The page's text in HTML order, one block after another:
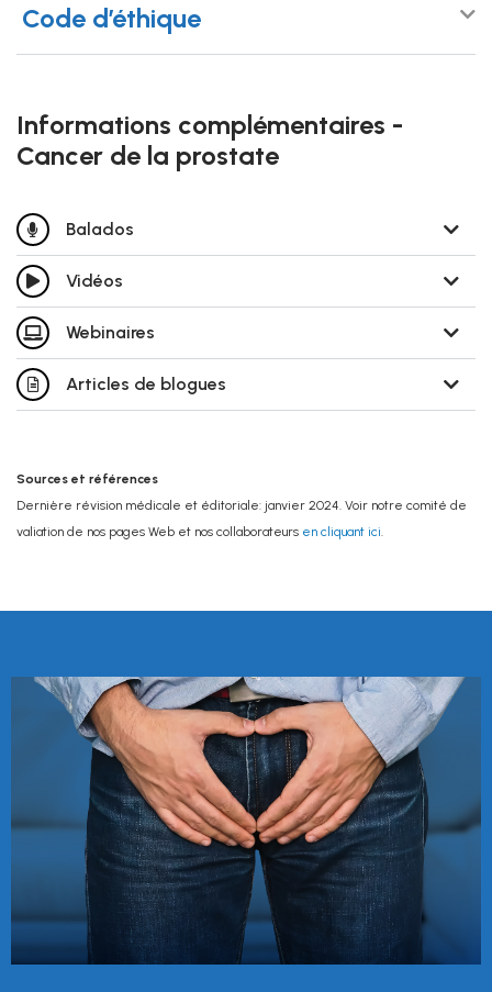
Code d’éthique
Informations complémentaires -
Cancer de la prostate
Balados
Vidéos
Webinaires
Articles de blogues
Sources et références
Dernière révision médicale et éditoriale: janvier 2024. Voir notre comité de
valiation de nos pages Web et nos collaborateurs en cliquant ici.